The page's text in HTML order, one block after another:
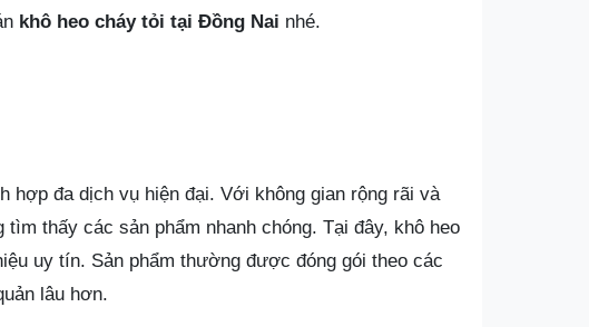
khô heo cháy tỏi tại Đồng Nai nhé.
hợp đa dịch vụ hiện đại. Với không gian rộng rãi và
thấy các sản phẩm nhanh chóng. Tại đây, khô heo
uy tín. Sản phẩm thường được đóng gói theo các
lâu hơn.